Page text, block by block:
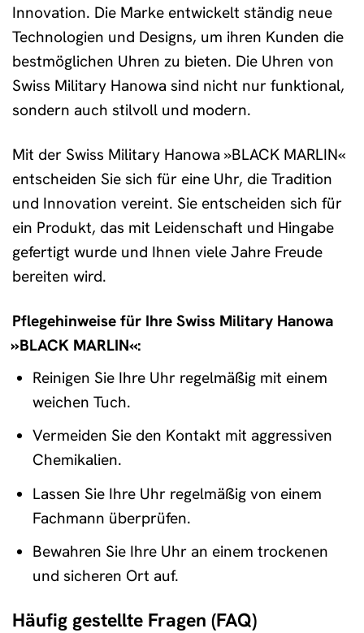
Innovation. Die Marke entwickelt ständig neue
Technologien und Designs, um ihren Kunden die
bestmöglichen Uhren zu bieten. Die Uhren von
Swiss Military Hanowa sind nicht nur funktional,
sondern auch stilvoll und modern.
Mit der Swiss Military Hanowa »BLACK MARLIN«
entscheiden Sie sich für eine Uhr, die Tradition
und Innovation vereint. Sie entscheiden sich für
ein Produkt, das mit Leidenschaft und Hingabe
gefertigt wurde und Ihnen viele Jahre Freude
bereiten wird.
Pflegehinweise für Ihre Swiss Military Hanowa
»BLACK MARLIN«:
Reinigen Sie Ihre Uhr regelmäßig mit einem
weichen Tuch.
Vermeiden Sie den Kontakt mit aggressiven
Chemikalien.
Lassen Sie Ihre Uhr regelmäßig von einem
Fachmann überprüfen.
Bewahren Sie Ihre Uhr an einem trockenen
und sicheren Ort auf.
Häufig gestellte Fragen (FAQ)